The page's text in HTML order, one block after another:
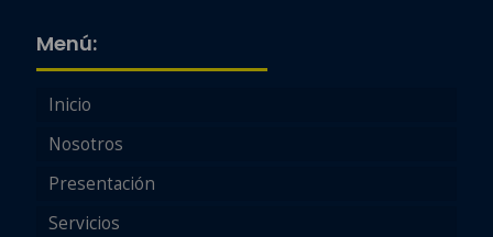
Menú:
Inicio
Nosotros
Presentación
Servicios